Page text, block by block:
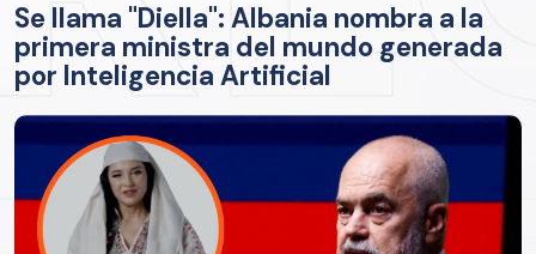
Se llama "Diella": Albania nombra a la
primera ministra del mundo generada
por Inteligencia Artificial